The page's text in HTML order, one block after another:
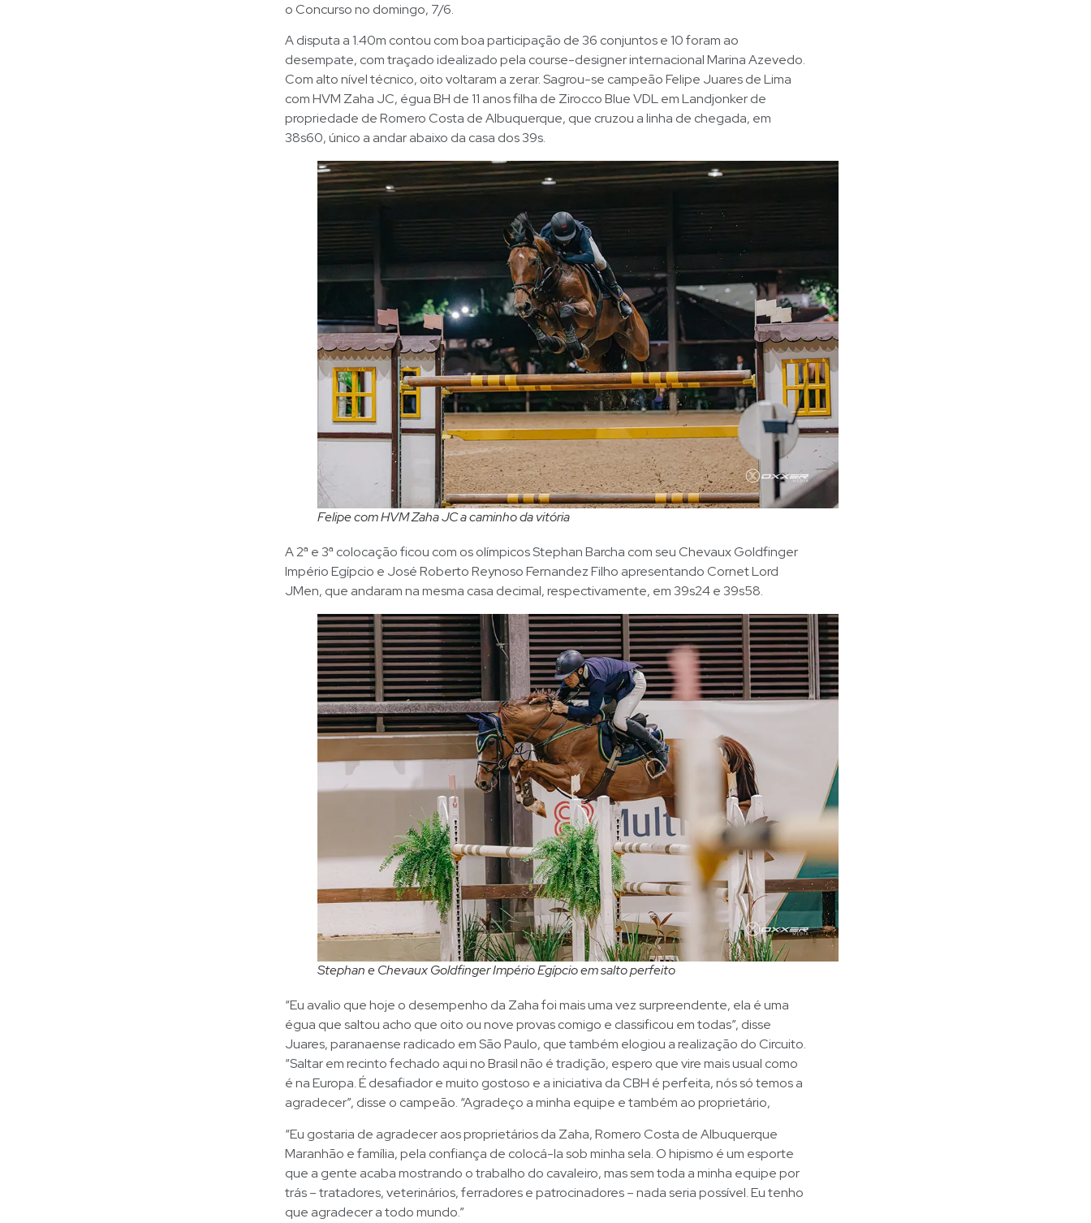
o Concurso no domingo, 7/6.
A disputa a 1.40m contou com boa participação de 36 conjuntos e 10 foram ao
desempate, com traçado idealizado pela course-designer internacional Marina Azevedo.
Com alto nível técnico, oito voltaram a zerar. Sagrou-se campeão Felipe Juares de Lima
com HVM Zaha JC, égua BH de 11 anos filha de Zirocco Blue VDL em Landjonker de
propriedade de Romero Costa de Albuquerque, que cruzou a linha de chegada, em
38s60, único a andar abaixo da casa dos 39s.
Felipe com HVM Zaha JC a caminho da vitória
A 2ª e 3ª colocação ficou com os olímpicos Stephan Barcha com seu Chevaux Goldfinger
Império Egípcio e José Roberto Reynoso Fernandez Filho apresentando Cornet Lord
JMen, que andaram na mesma casa decimal, respectivamente, em 39s24 e 39s58.
Stephan e Chevaux Goldfinger Império Egípcio em salto perfeito
“Eu avalio que hoje o desempenho da Zaha foi mais uma vez surpreendente, ela é uma
égua que saltou acho que oito ou nove provas comigo e classificou em todas”, disse
Juares, paranaense radicado em São Paulo, que também elogiou a realização do Circuito.
“Saltar em recinto fechado aqui no Brasil não é tradição, espero que vire mais usual como
é na Europa. É desafiador e muito gostoso e a iniciativa da CBH é perfeita, nós só temos a
agradecer”, disse o campeão. “Agradeço a minha equipe e também ao proprietário,
“Eu gostaria de agradecer aos proprietários da Zaha, Romero Costa de Albuquerque
Maranhão e família, pela confiança de colocá-la sob minha sela. O hipismo é um esporte
que a gente acaba mostrando o trabalho do cavaleiro, mas sem toda a minha equipe por
trás – tratadores, veterinários, ferradores e patrocinadores – nada seria possível. Eu tenho
que agradecer a todo mundo.”